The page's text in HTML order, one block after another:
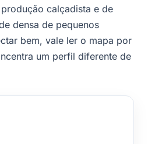
calçadista e de
densa de pequenos
bem, vale ler o mapa por
um perfil diferente de